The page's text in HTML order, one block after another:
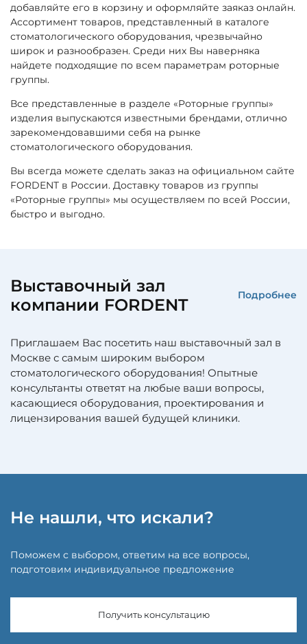
добавляйте его в корзину и оформляйте заяказ онлайн.
Ассортимент товаров, представленный в каталоге
стоматологического оборудования, чрезвычайно
широк и разнообразен. Среди них Вы наверняка
найдете подходящие по всем параметрам роторные
группы.
Все представленные в разделе «Роторные группы»
изделия выпускаются известными брендами, отлично
зарекомендовавшими себя на рынке
стоматологического оборудования.
Вы всегда можете сделать заказ на официальном сайте
FORDENT в России. Доставку товаров из группы
«Роторные группы» мы осуществляем по всей России,
быстро и выгодно.
Выставочный зал
компании FORDENT
Подробнее
Приглашаем Вас посетить наш выставочный зал в
Москве с самым широким выбором
стоматологического оборудования! Опытные
консультанты ответят на любые ваши вопросы,
касающиеся оборудования, проектирования и
лицензирования вашей будущей клиники.
Не нашли, что искали?
Поможем с выбором, ответим на все вопросы,
подготовим индивидуальное предложение
Получить консультацию